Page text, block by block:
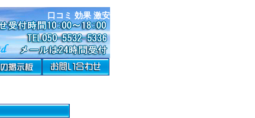
口コミ 効果 激安